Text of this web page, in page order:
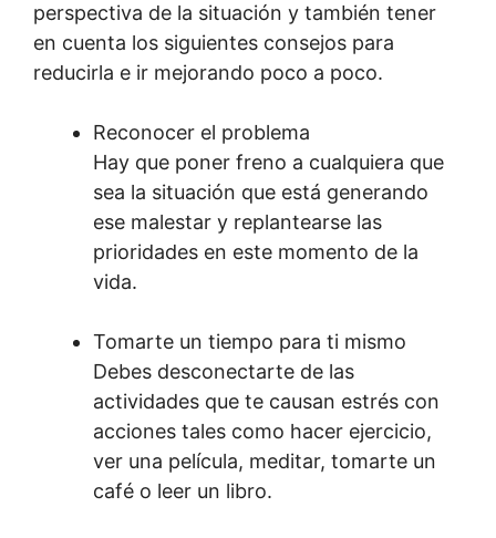
perspectiva de la situación y también tener
en cuenta los siguientes consejos para
reducirla e ir mejorando poco a poco.
Reconocer el problema
Hay que poner freno a cualquiera que
sea la situación que está generando
ese malestar y replantearse las
prioridades en este momento de la
vida.
Tomarte un tiempo para ti mismo
Debes desconectarte de las
actividades que te causan estrés con
acciones tales como hacer ejercicio,
ver una película, meditar, tomarte un
café o leer un libro.